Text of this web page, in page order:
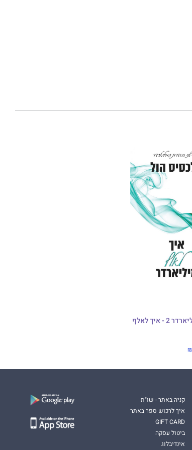
סדרת המיליארדר 2 - איך לאלף
קניה באתר - שו"ת
איך לרכוש ספר באתר
GIFT CARD
ביטול עסקה
אינדיבלוג